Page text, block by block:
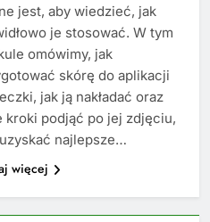
jest, aby wiedzieć, jak
je stosować. W tym
omówimy, jak
skórę do aplikacji
jak ją nakładać oraz
kroki podjąć po jej zdjęciu,
najlepsze…
więcej